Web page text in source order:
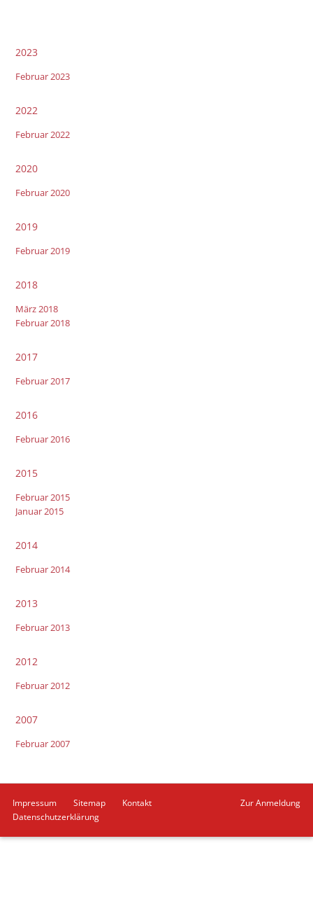
2023
Februar 2023
2022
Februar 2022
2020
Februar 2020
2019
Februar 2019
2018
März 2018
Februar 2018
2017
Februar 2017
2016
Februar 2016
2015
Februar 2015
Januar 2015
2014
Februar 2014
2013
Februar 2013
2012
Februar 2012
2007
Februar 2007
Zur Anmeldung
Navigation
überspringen
Impressum Sitemap
Kontakt
Datenschutzerklärung